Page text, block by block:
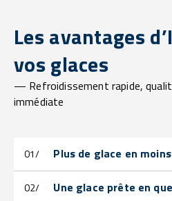
Les avantages
vos glaces
— Refroidissement rapide,
immédiate
01/ Plus de glace en
02/ Une glace prête en